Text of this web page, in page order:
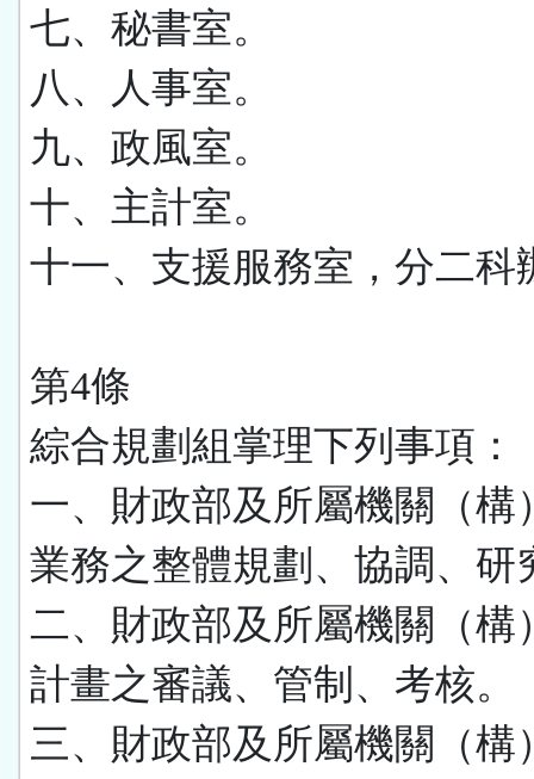
七、秘書室。
八、人事室。
九、政風室。
十、主計室。
十一、支援服務室，分二科
第4條
綜合規劃組掌理下列事項：
一、財政部及所屬機關（構
業務之整體規劃、協調、研
二、財政部及所屬機關（構
計畫之審議、管制、考核。
三、財政部及所屬機關（構